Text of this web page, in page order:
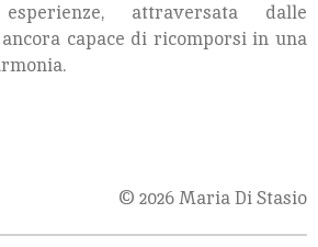
attraversata dalle
capace di ricomporsi in una
© 2026 Maria Di Stasio